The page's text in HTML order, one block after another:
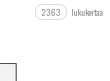
2363 lukukertaa